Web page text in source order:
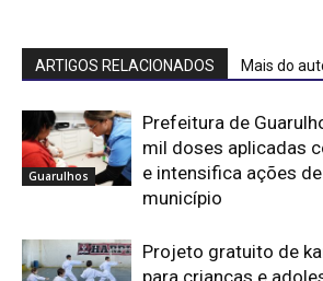
ARTIGOS RELACIONADOS Mais do
Guarulhos
Prefeitura de
mil doses aplicadas
e intensifica ações
município
Projeto gratuito de
para crianças e